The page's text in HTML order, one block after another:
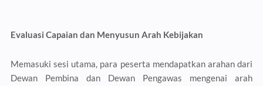
Evaluasi Capaian dan Menyusun Arah Kebijakan
Memasuki sesi utama, para peserta mendapatkan arahan dari
Dewan Pembina dan Dewan Pengawas mengenai arah